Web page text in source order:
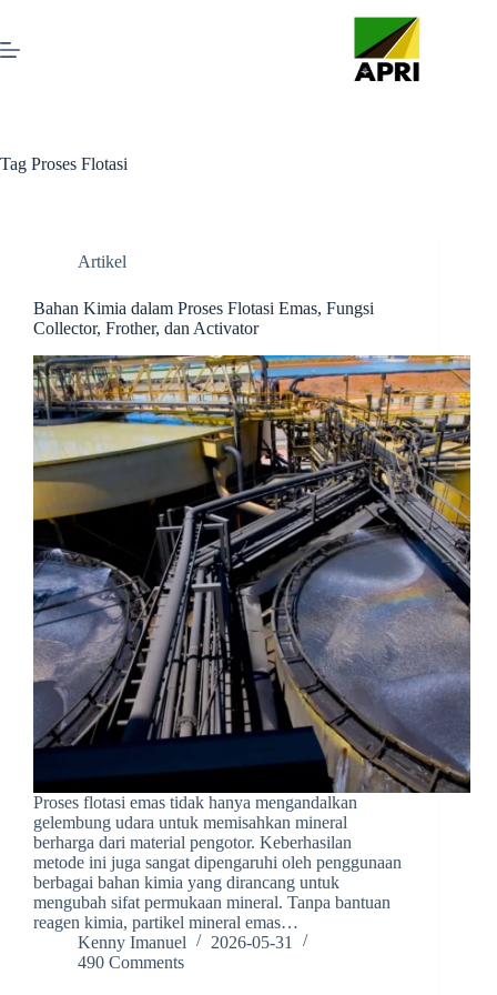
Tag Proses Flotasi
Artikel
Bahan Kimia dalam Proses Flotasi Emas, Fungsi
Collector, Frother, dan Activator
Proses flotasi emas tidak hanya mengandalkan
gelembung udara untuk memisahkan mineral
berharga dari material pengotor. Keberhasilan
metode ini juga sangat dipengaruhi oleh penggunaan
berbagai bahan kimia yang dirancang untuk
mengubah sifat permukaan mineral. Tanpa bantuan
reagen kimia, partikel mineral emas…
Kenny Imanuel
2026-05-31
490 Comments